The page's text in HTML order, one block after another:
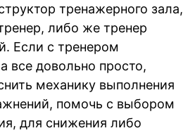
тренажерного зала,
либо же тренер
Если с тренером
все довольно просто,
механику выполнения
помочь с выбором
для снижения либо